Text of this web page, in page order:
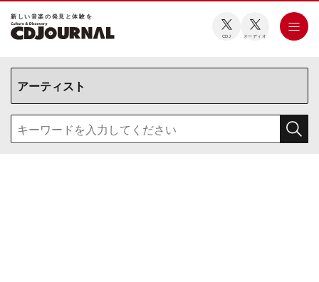
新しい⾳楽の発⾒と体験を
CDJ オーディオ